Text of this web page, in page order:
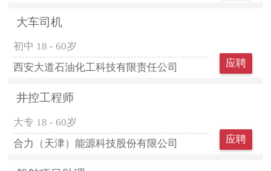
大车司机
初中 18 - 60岁
西安大道石油化工科技有限责任公司
应聘
井控工程师
大专 18 - 60岁
合力（天津）能源科技股份有限公司
应聘